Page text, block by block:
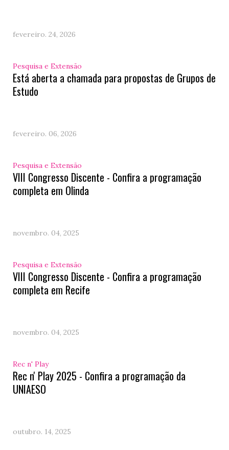
fevereiro. 24, 2026
Pesquisa e Extensão
Está aberta a chamada para propostas de Grupos de
Estudo
fevereiro. 06, 2026
Pesquisa e Extensão
VIII Congresso Discente - Confira a programação
completa em Olinda
novembro. 04, 2025
Pesquisa e Extensão
VIII Congresso Discente - Confira a programação
completa em Recife
novembro. 04, 2025
Rec n' Play
Rec n' Play 2025 - Confira a programação da
UNIAESO
outubro. 14, 2025